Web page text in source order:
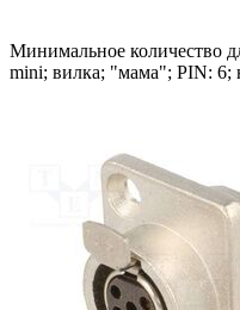
Минимальное количество
mini; вилка; "мама"; PIN: 6;